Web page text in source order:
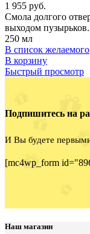
1 955 руб.
Смола долгого
выходом
250 мл
В список желаемого
В корзину
Быстрый просмотр
Подпишитесь на
И Вы будете
[mc4wp_form
Наш магазин